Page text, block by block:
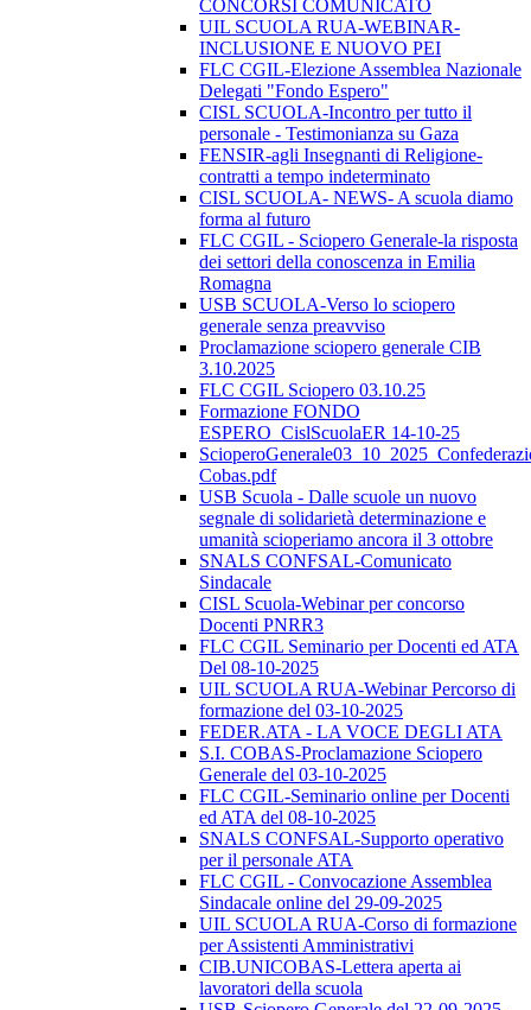
CONCORSI COMUNICATO
UIL SCUOLA RUA-WEBINAR-
INCLUSIONE E NUOVO PEI
FLC CGIL-Elezione Assemblea Nazionale
Delegati "Fondo Espero"
CISL SCUOLA-Incontro per tutto il
personale - Testimonianza su Gaza
FENSIR-agli Insegnanti di Religione-
contratti a tempo indeterminato
CISL SCUOLA- NEWS- A scuola diamo
forma al futuro
FLC CGIL - Sciopero Generale-la risposta
dei settori della conoscenza in Emilia
Romagna
USB SCUOLA-Verso lo sciopero
generale senza preavviso
Proclamazione sciopero generale CIB
3.10.2025
FLC CGIL Sciopero 03.10.25
Formazione FONDO
ESPERO_CislScuolaER 14-10-25
Cobas.pdf
USB Scuola - Dalle scuole un nuovo
segnale di solidarietà determinazione e
umanità scioperiamo ancora il 3 ottobre
SNALS CONFSAL-Comunicato
Sindacale
CISL Scuola-Webinar per concorso
Docenti PNRR3
FLC CGIL Seminario per Docenti ed ATA
Del 08-10-2025
UIL SCUOLA RUA-Webinar Percorso di
formazione del 03-10-2025
FEDER.ATA - LA VOCE DEGLI ATA
S.I. COBAS-Proclamazione Sciopero
Generale del 03-10-2025
FLC CGIL-Seminario online per Docenti
ed ATA del 08-10-2025
SNALS CONFSAL-Supporto operativo
per il personale ATA
FLC CGIL - Convocazione Assemblea
Sindacale online del 29-09-2025
UIL SCUOLA RUA-Corso di formazione
per Assistenti Amministrativi
CIB.UNICOBAS-Lettera aperta ai
lavoratori della scuola